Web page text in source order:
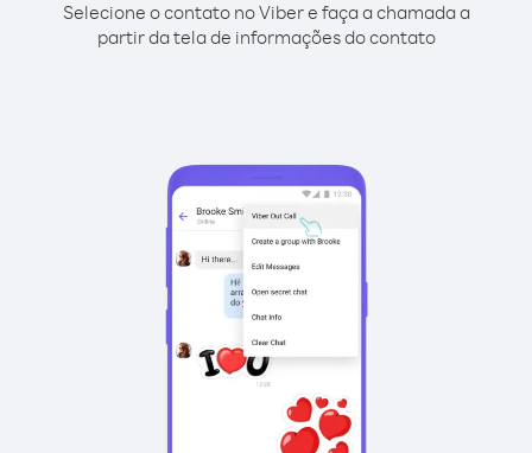
Selecione o contato no Viber e faça a chamada a
partir da tela de informações do contato